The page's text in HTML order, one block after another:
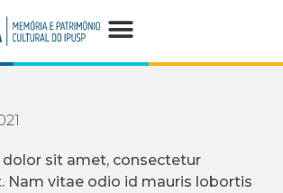
sit amet, consectetur
Nam vitae odio id mauris lobortis